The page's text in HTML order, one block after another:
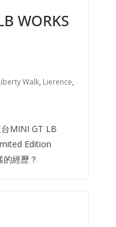
WORKS
Walk, Lierence,
MINI GT LB
Edition
經歷？